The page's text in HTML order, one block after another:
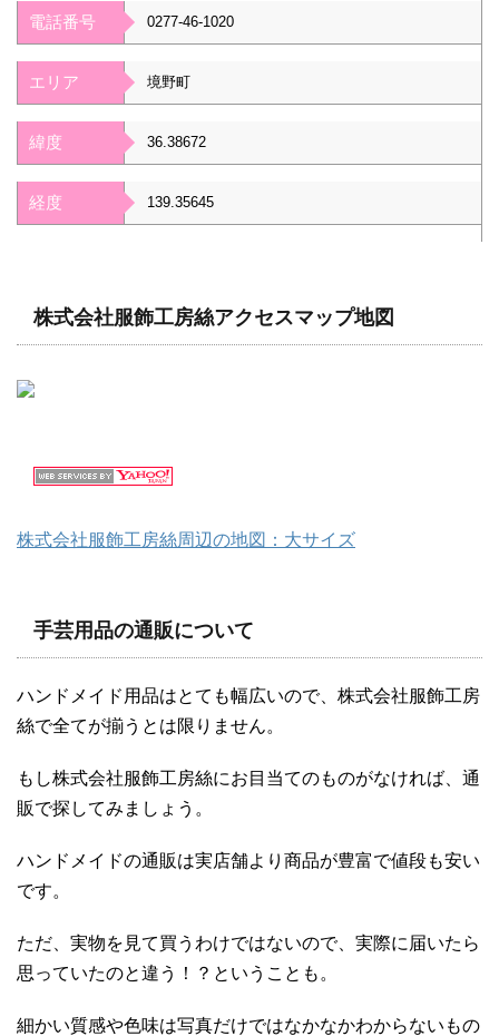
電話番号 0277-46-1020
エリア 境野町
緯度 36.38672
経度 139.35645
株式会社服飾工房絲アクセスマップ地図
株式会社服飾工房絲周辺の地図：大サイズ
手芸用品の通販について
ハンドメイド用品はとても幅広いので、株式会社服飾工房
絲で全てが揃うとは限りません。
もし株式会社服飾工房絲にお目当てのものがなければ、通
販で探してみましょう。
ハンドメイドの通販は実店舗より商品が豊富で値段も安い
です。
ただ、実物を見て買うわけではないので、実際に届いたら
思っていたのと違う！？ということも。
細かい質感や色味は写真だけではなかなかわからないもの